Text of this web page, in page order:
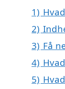
1)
2)
3) Få
4)
5)